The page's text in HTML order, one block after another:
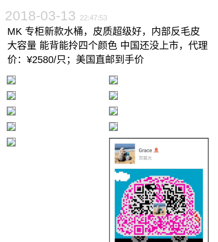
2018-03-13 22:47:53
MK 专柜新款水桶，皮质超级好，内部反毛皮
大容量 能背能拎四个颜色 中国还没上市，代理
价：¥2580/只；美国直邮到手价